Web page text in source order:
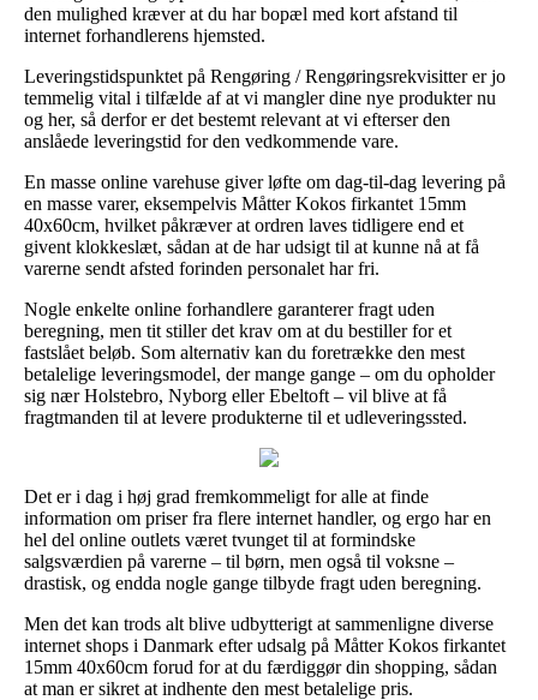
den mulighed kræver at du har bopæl med kort afstand til
internet forhandlerens hjemsted.
Leveringstidspunktet på Rengøring / Rengøringsrekvisitter er jo
temmelig vital i tilfælde af at vi mangler dine nye produkter nu
og her, så derfor er det bestemt relevant at vi efterser den
anslåede leveringstid for den vedkommende vare.
En masse online varehuse giver løfte om dag-til-dag levering på
en masse varer, eksempelvis Måtter Kokos firkantet 15mm
40x60cm, hvilket påkræver at ordren laves tidligere end et
givent klokkeslæt, sådan at de har udsigt til at kunne nå at få
varerne sendt afsted forinden personalet har fri.
Nogle enkelte online forhandlere garanterer fragt uden
beregning, men tit stiller det krav om at du bestiller for et
fastslået beløb. Som alternativ kan du foretrække den mest
betalelige leveringsmodel, der mange gange – om du opholder
sig nær Holstebro, Nyborg eller Ebeltoft – vil blive at få
fragtmanden til at levere produkterne til et udleveringssted.
Det er i dag i høj grad fremkommeligt for alle at finde
information om priser fra flere internet handler, og ergo har en
hel del online outlets været tvunget til at formindske
salgsværdien på varerne – til børn, men også til voksne –
drastisk, og endda nogle gange tilbyde fragt uden beregning.
Men det kan trods alt blive udbytterigt at sammenligne diverse
internet shops i Danmark efter udsalg på Måtter Kokos firkantet
15mm 40x60cm forud for at du færdiggør din shopping, sådan
at man er sikret at indhente den mest betalelige pris.